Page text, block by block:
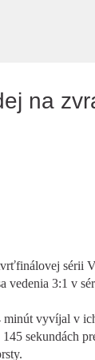
na
sérii
vedenia 3:1 v
vyvíjal v
sekundách